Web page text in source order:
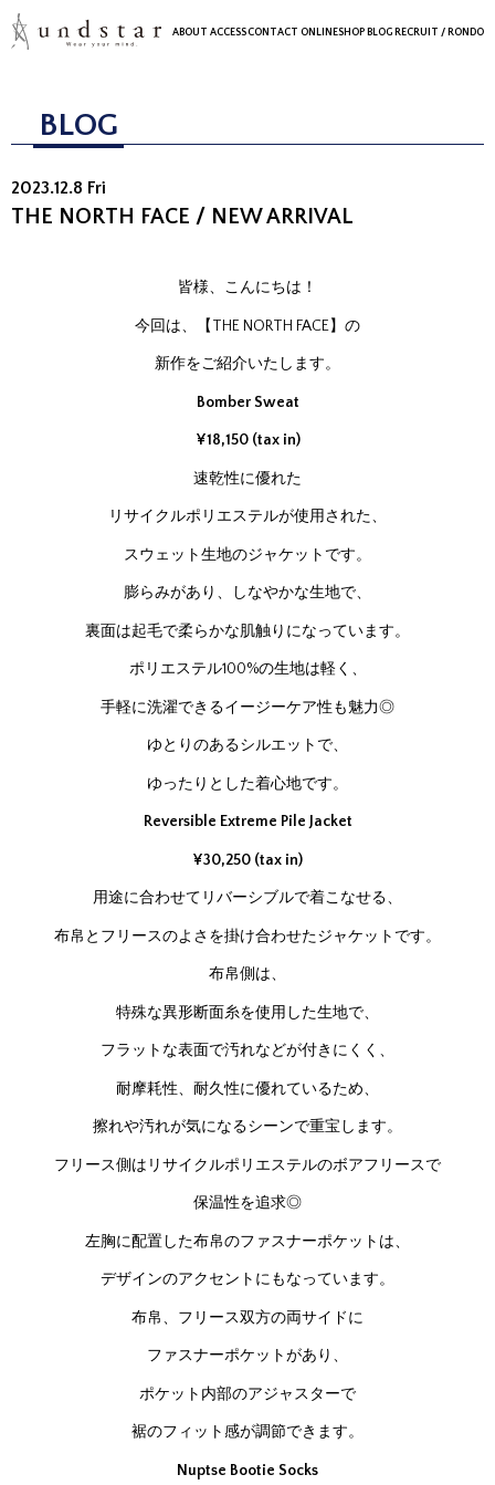
ABOUT ACCESSCONTACT ONLINESHOP BLOG RECRUIT / RONDO
BLOG
2023.12.8 Fri
THE NORTH FACE / NEW ARRIVAL
皆様、こんにちは！
今回は、【THE NORTH FACE】の
新作をご紹介いたします。
Bomber Sweat
¥18,150 (tax in)
速乾性に優れた
リサイクルポリエステルが使用された、
スウェット生地のジャケットです。
膨らみがあり、しなやかな生地で、
裏面は起毛で柔らかな肌触りになっています。
ポリエステル100%の生地は軽く、
手軽に洗濯できるイージーケア性も魅力◎
ゆとりのあるシルエットで、
ゆったりとした着心地です。
Reversible Extreme Pile Jacket
¥30,250 (tax in)
用途に合わせてリバーシブルで着こなせる、
布帛とフリースのよさを掛け合わせたジャケットです。
布帛側は、
特殊な異形断面糸を使用した生地で、
フラットな表面で汚れなどが付きにくく、
耐摩耗性、耐久性に優れているため、
擦れや汚れが気になるシーンで重宝します。
フリース側はリサイクルポリエステルのボアフリースで
保温性を追求◎
左胸に配置した布帛のファスナーポケットは、
デザインのアクセントにもなっています。
布帛、フリース双方の両サイドに
ファスナーポケットがあり、
ポケット内部のアジャスターで
裾のフィット感が調節できます。
Nuptse Bootie Socks